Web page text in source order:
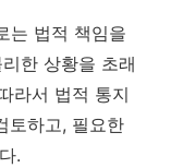
는 법적 책임을
한 상황을 초래
라서 법적 통지
토하고, 필요한
.